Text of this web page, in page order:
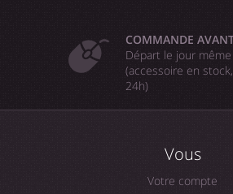
COMMANDE
Départ le jour même
(accessoire en
24h)
Vous
Votre compte